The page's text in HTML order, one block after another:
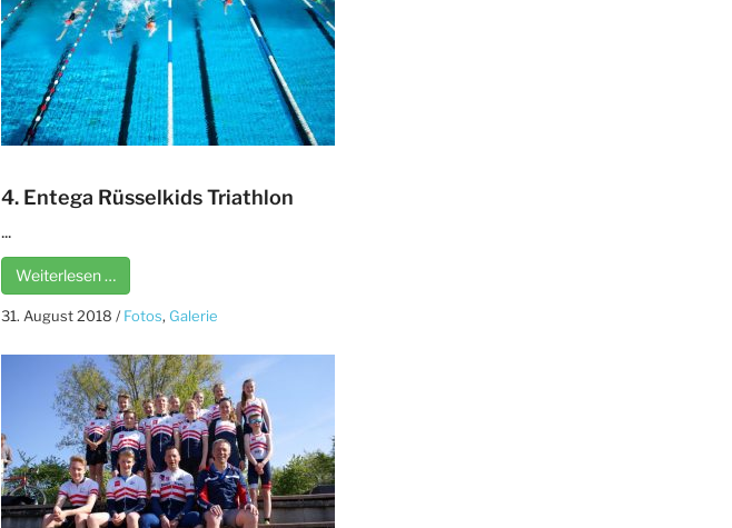
4. Entega Rüsselkids Triathlon
...
Weiterlesen …
31. August 2018 /Fotos, Galerie